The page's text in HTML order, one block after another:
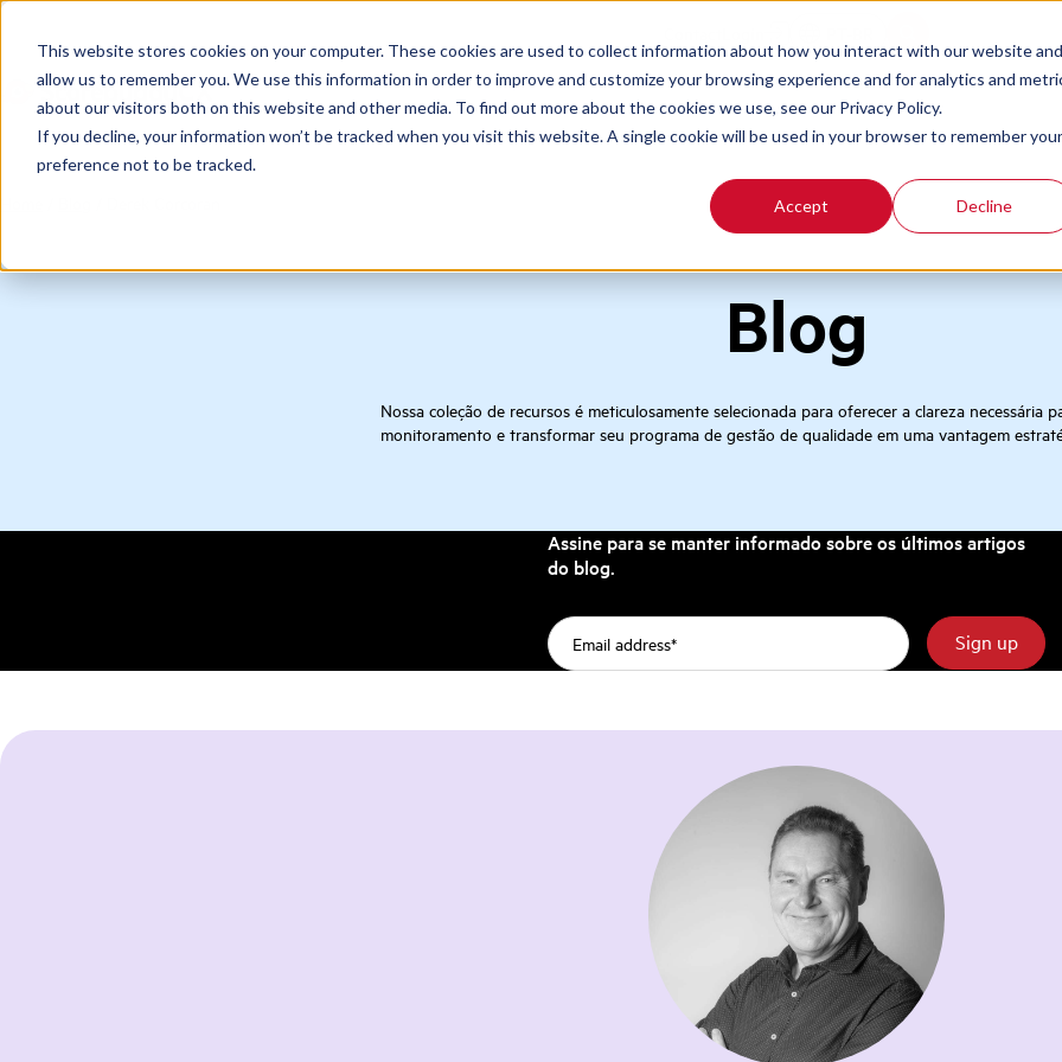
This website stores cookies on your computer. These cookies are used to collect information about how you interact with our website and
allow us to remember you. We use this information in order to improve and customize your browsing experience and for analytics and
about our visitors both on this website and other media. To find out more about the cookies we use, see our Privacy Policy.
If you decline, your information won’t be tracked when you visit this website. A single cookie will be used in your browser to remember your
preference not to be tracked.
Accept Decline
Blog
Nossa coleção de recursos é meticulosamente selecionada para oferecer a clareza necessária
monitoramento e transformar seu programa de gestão de qualidade em uma vantagem
Assine para se manter informado sobre os últimos artigos
do blog.